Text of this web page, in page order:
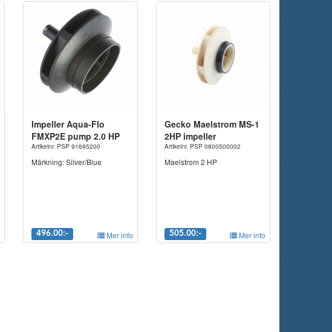
Impeller Aqua-Flo
FMXP2E pump 2.0 HP
Artikelnr. PSP 91695200
Märkning: Silver/Blue
496.00:- Mer info
Gecko Maelstrom MS-1
2HP impeller
Artikelnr. PSP 0800500002
Maelstrom 2 HP
505.00:- Mer info